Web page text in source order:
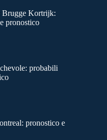
Brugge Kortrijk:
pronostico
probabili
pronostico e